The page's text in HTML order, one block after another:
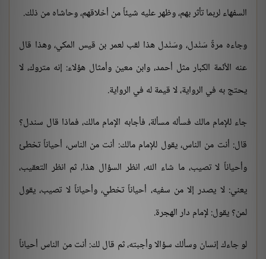
السفهاء لربما تأثر بهم، وظهر عليه شيئاً من أخلاقهم، وحاشاه من ذلك.
وجاءه مرةً سَنْدل، وسَنْدل هذا لقب لعمر بن قيس المكي، وهذا قال
عنه الأئمة الكبار مثل أحمد، وابن معين وأمثال هؤلاء: إنه متروك، لا
يحتج به في الرواية، لا قيمة له في الرواية.
جاء للإمام مالك فسأله مسألة، فأجابه الإمام مالك، فماذا قال سندل؟
قال: أنت من الناس، يقول للإمام مالك: أنت من الناس، أحياناً تخطئ
وأحياناً لا تصيب، ما شاء الله، انظر السؤال هذا، ثم انظر التعقيب،
يعني: لا يصدر إلا من سفيه، أحياناً تخطي، وأحياناً لا تصيب، يقول
لمن؟ يقول: لإمام دار الهجرة.
لو جاءك إنسان وسألك سؤالا وأجبته، ثم قال لك: أنت من الناس أحياناً